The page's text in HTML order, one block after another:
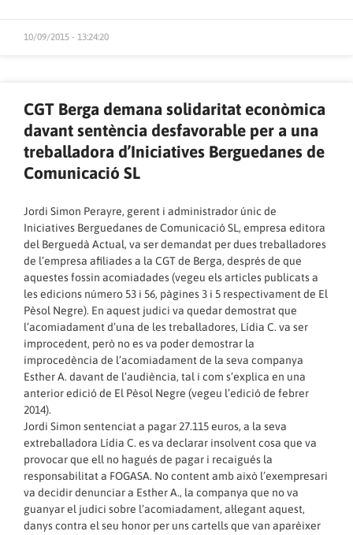
10/09/2015 - 13:24:20
CGT Berga demana solidaritat econòmica
davant sentència desfavorable per a una
treballadora d’Iniciatives Berguedanes de
Comunicació SL
Jordi Simon Perayre, gerent i administrador únic de
Iniciatives Berguedanes de Comunicació SL, empresa editora
del Berguedà Actual, va ser demandat per dues treballadores
de l’empresa afiliades a la CGT de Berga, després de que
aquestes fossin acomiadades (vegeu els articles publicats a
les edicions número 53 i 56, pàgines 3 i 5 respectivament de El
Pèsol Negre). En aquest judici va quedar demostrat que
l’acomiadament d’una de les treballadores, Lídia C. va ser
improcedent, però no es va poder demostrar la
improcedència de l’acomiadament de la seva companya
Esther A. davant de l’audiència, tal i com s’explica en una
anterior edició de El Pèsol Negre (vegeu l’edició de febrer
2014).
Jordi Simon sentenciat a pagar 27.115 euros, a la seva
extreballadora Lídia C. es va declarar insolvent cosa que va
provocar que ell no hagués de pagar i recaigués la
responsabilitat a FOGASA. No content amb això l’exempresari
va decidir denunciar a Esther A., la companya que no va
guanyar el judici sobre l’acomiadament, al·legant aquest,
danys contra el seu honor per uns cartells que van aparèixer